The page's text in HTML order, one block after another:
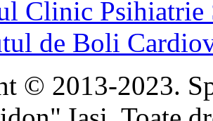
Clinic Psihiatrie
de Boli
© 2013-2023.